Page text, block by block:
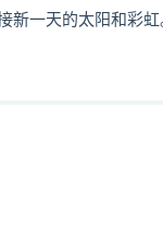
新一天的太阳和彩虹